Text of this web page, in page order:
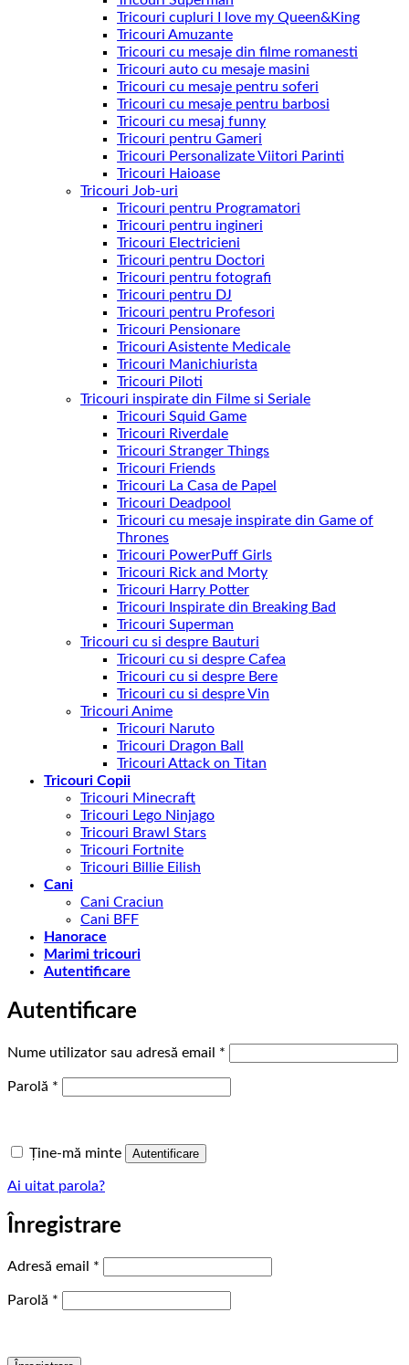
Tricouri cupluri I love my Queen&King
Tricouri Amuzante
Tricouri cu mesaje din filme romanesti
Tricouri auto cu mesaje masini
Tricouri cu mesaje pentru soferi
Tricouri cu mesaje pentru barbosi
Tricouri cu mesaj funny
Tricouri pentru Gameri
Tricouri Personalizate Viitori Parinti
Tricouri Haioase
Tricouri Job-uri
Tricouri pentru Programatori
Tricouri pentru ingineri
Tricouri Electricieni
Tricouri pentru Doctori
Tricouri pentru fotografi
Tricouri pentru DJ
Tricouri pentru Profesori
Tricouri Pensionare
Tricouri Asistente Medicale
Tricouri Manichiurista
Tricouri Piloti
Tricouri inspirate din Filme si Seriale
Tricouri Squid Game
Tricouri Riverdale
Tricouri Stranger Things
Tricouri Friends
Tricouri La Casa de Papel
Tricouri Deadpool
Tricouri cu mesaje inspirate din Game of
Thrones
Tricouri PowerPuff Girls
Tricouri Rick and Morty
Tricouri Harry Potter
Tricouri Inspirate din Breaking Bad
Tricouri Superman
Tricouri cu si despre Bauturi
Tricouri cu si despre Cafea
Tricouri cu si despre Bere
Tricouri cu si despre Vin
Tricouri Anime
Tricouri Naruto
Tricouri Dragon Ball
Tricouri Attack on Titan
Tricouri Copii
Tricouri Minecraft
Tricouri Lego Ninjago
Tricouri Brawl Stars
Tricouri Fortnite
Tricouri Billie Eilish
Cani
Cani Craciun
Cani BFF
Hanorace
Marimi tricouri
Autentificare
Autentificare
Nume utilizator sau adresă email *
Parolă *
Ține-mă minte Autentificare
Ai uitat parola?
Înregistrare
Adresă email *
Parolă *